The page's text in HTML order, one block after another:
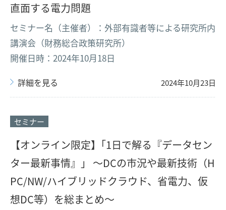
直面する電力問題
セミナー名（主催者）：外部有識者等による研究所内
講演会（財務総合政策研究所）
開催日時：2024年10月18日
詳細を見る 2024年10月23日
セミナー
【オンライン限定】｢1日で解る『データセン
ター最新事情』」 ～DCの市況や最新技術（H
PC/NW/ハイブリッドクラウド、省電力、仮
想DC等）を総まとめ～